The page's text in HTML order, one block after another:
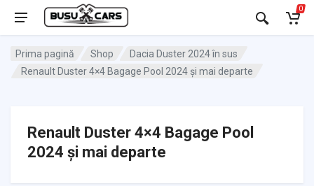
0
Prima pagină Shop
Dacia Duster 2024 în sus
Renault Duster 4×4 Bagage Pool 2024 și mai departe
Renault Duster 4×4 Bagage Pool
2024 și mai departe